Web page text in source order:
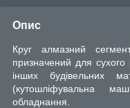
Опис
Круг алмазний
призначений для
інших будівельних
(кутошліфувальна
обладнання.